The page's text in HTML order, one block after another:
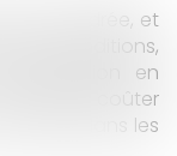
encadrée, et
conditions,
en
effet coûter
dans les